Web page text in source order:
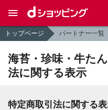
トップページ パートナー一覧
海苔・珍味・牛た
法に関する表示
特定商取引法に関する